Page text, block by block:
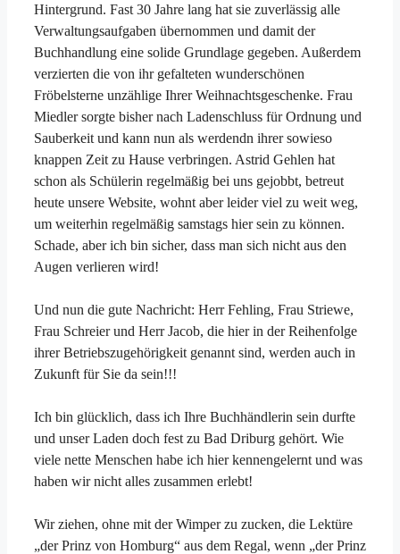
Hintergrund. Fast 30 Jahre lang hat sie zuverlässig alle
Verwaltungsaufgaben übernommen und damit der
Buchhandlung eine solide Grundlage gegeben. Außerdem
verzierten die von ihr gefalteten wunderschönen
Fröbelsterne unzählige Ihrer Weihnachtsgeschenke. Frau
Miedler sorgte bisher nach Ladenschluss für Ordnung und
Sauberkeit und kann nun als werdendn ihrer sowieso
knappen Zeit zu Hause verbringen. Astrid Gehlen hat
schon als Schülerin regelmäßig bei uns gejobbt, betreut
heute unsere Website, wohnt aber leider viel zu weit weg,
um weiterhin regelmäßig samstags hier sein zu können.
Schade, aber ich bin sicher, dass man sich nicht aus den
Augen verlieren wird!
Und nun die gute Nachricht: Herr Fehling, Frau Striewe,
Frau Schreier und Herr Jacob, die hier in der Reihenfolge
ihrer Betriebszugehörigkeit genannt sind, werden auch in
Zukunft für Sie da sein!!!
Ich bin glücklich, dass ich Ihre Buchhändlerin sein durfte
und unser Laden doch fest zu Bad Driburg gehört. Wie
viele nette Menschen habe ich hier kennengelernt und was
haben wir nicht alles zusammen erlebt!
Wir ziehen, ohne mit der Wimper zu zucken, die Lektüre
„der Prinz von Homburg“ aus dem Regal, wenn „der Prinz